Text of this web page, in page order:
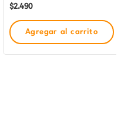
$2.490
Agregar al carrito